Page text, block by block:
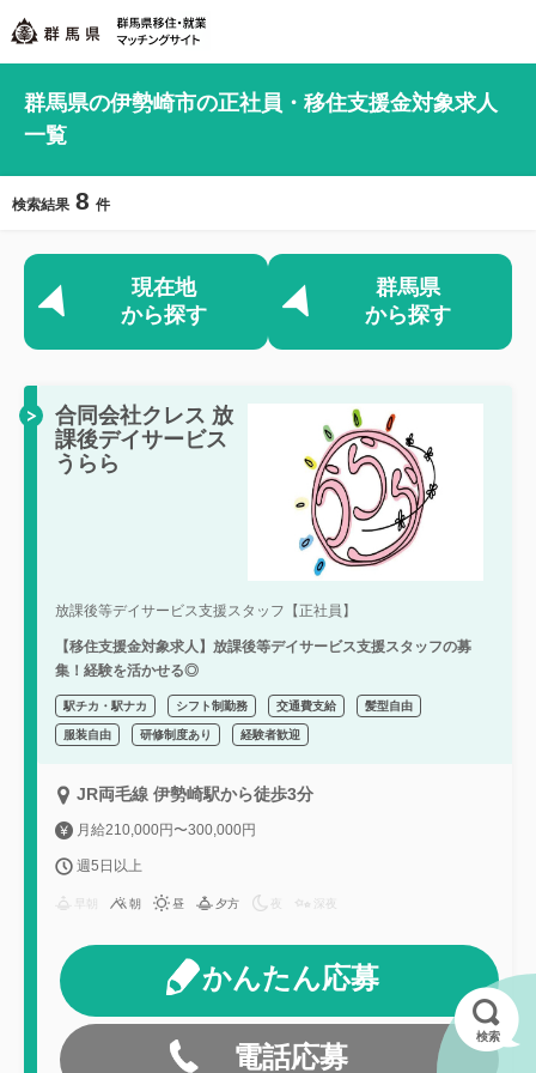
群馬県の伊勢崎市の正社員・移住支援金対象求人
一覧
検索結果 8 件
現在地
から探す
群馬県
から探す
合同会社クレス 放
課後デイサービス
うらら
放課後等デイサービス支援スタッフ【正社員】
【移住支援金対象求人】放課後等デイサービス支援スタッフの募
集！経験を活かせる◎
駅チカ・駅ナカ シフト制勤務 交通費支給 髪型自由
服装自由 研修制度あり 経験者歓迎
JR両毛線 伊勢崎駅から徒歩3分
月給210,000円〜300,000円
週5日以上
朝 昼 夕方 夜 深夜
かんたん応募
電話応募
検索